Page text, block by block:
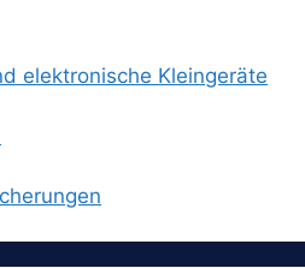
elektronische Kleingeräte